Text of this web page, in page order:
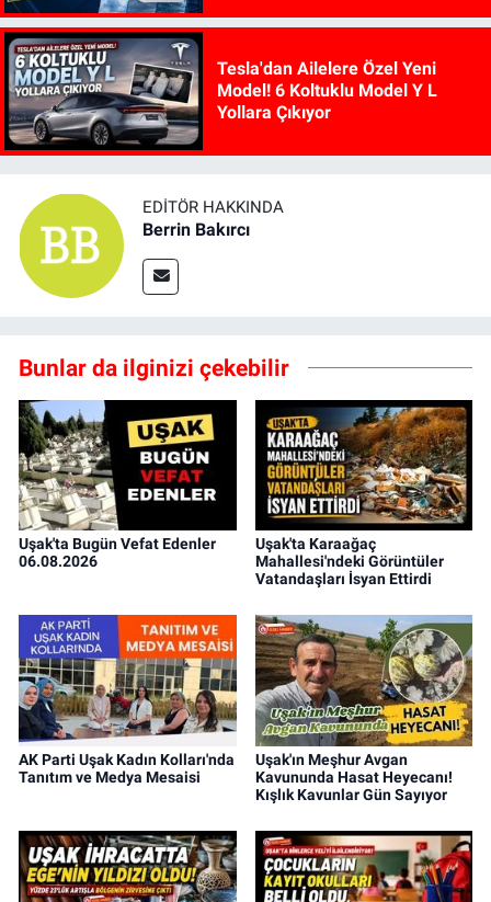
Tesla'dan Ailelere Özel Yeni
Model! 6 Koltuklu Model Y L
Yollara Çıkıyor
EDITÖR HAKKINDA
Berrin Bakırcı
Bunlar da ilginizi çekebilir
Uşak'ta Bugün Vefat Edenler
06.08.2026
Uşak'ta Karaağaç
Mahallesi'ndeki Görüntüler
Vatandaşları İsyan Ettirdi
AK Parti Uşak Kadın Kolları'nda
Tanıtım ve Medya Mesaisi
Uşak'ın Meşhur Avgan
Kavununda Hasat Heyecanı!
Kışlık Kavunlar Gün Sayıyor